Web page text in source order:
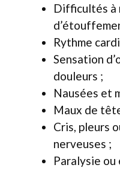
Difficultés à
Rythme
Sensation
douleurs ;
Nausées et
Maux de
Cris, pleurs
nerveuses ;
Paralysie ou